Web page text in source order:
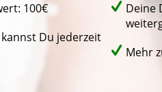
100€
Du jederzeit
Deine
Mehr